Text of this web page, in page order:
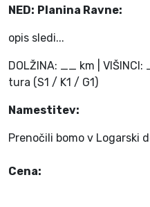
NED: Planina Ravne:
opis sledi...
DOLŽINA: __ km | VIŠINCI:
tura (S1 / K1 / G1)
Namestitev:
Prenočili bomo v Logarski
Cena: